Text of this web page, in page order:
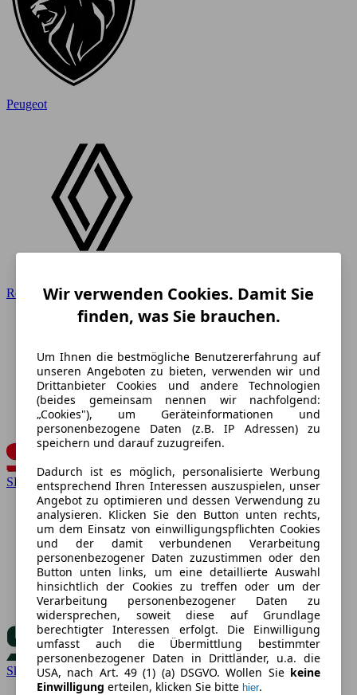
Peugeot
Renault
SEAT
Skoda
Wir verwenden Cookies. Damit Sie
finden, was Sie brauchen.
Um Ihnen die bestmögliche Benutzererfahrung auf
unseren Angeboten zu bieten, verwenden wir und
Drittanbieter Cookies und andere Technologien
(beides gemeinsam nennen wir nachfolgend:
„Cookies"), um Geräteinformationen und
personenbezogene Daten (z.B. IP Adressen) zu
speichern und darauf zuzugreifen.
Dadurch ist es möglich, personalisierte Werbung
entsprechend Ihren Interessen auszuspielen, unser
Angebot zu optimieren und dessen Verwendung zu
analysieren. Klicken Sie den Button unten rechts,
um dem Einsatz von einwilligungspflichten Cookies
und der damit verbundenen Verarbeitung
personenbezogener Daten zuzustimmen oder den
Button unten links, um eine detaillierte Auswahl
hinsichtlich der Cookies zu treffen oder um der
Verarbeitung personenbezogener Daten zu
widersprechen, soweit diese auf Grundlage
berechtigter Interessen erfolgt. Die Einwilligung
umfasst auch die Übermittlung bestimmter
personenbezogener Daten in Drittländer, u.a. die
USA, nach Art. 49 (1) (a) DSGVO. Wollen Sie keine
Einwilligung erteilen, klicken Sie bitte hier.